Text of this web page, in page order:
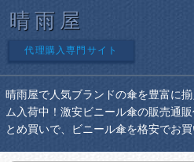
晴雨屋
代理購入専門サイト
晴雨屋で人気ブランドの傘を豊富に
ム入荷中！激安ビニール傘の販売通
とめ買いで、ビニール傘を格安でお買